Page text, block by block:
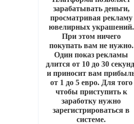
зарабатывать деньги,
просматривая рекламу
ювелирных украшений.
При этом ничего
покупать вам не нужно.
Один показ рекламы
длится от 10 до 30
и приносит вам
от 1 до 5 евро. Для того
чтобы приступить к
заработку нужно
зарегистрироваться в
системе.